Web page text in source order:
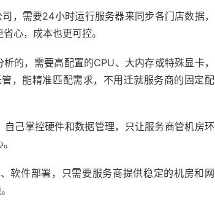
，需要24小时运行服务器来同步各门店数据，
心，成本也更可控。
的，需要高配置的CPU、大内存或特殊显卡，
，能精准匹配需求，不用迁就服务商的固定配
己掌控硬件和数据管理，只让服务商管机房环
软件部署，只需要服务商提供稳定的机房和网